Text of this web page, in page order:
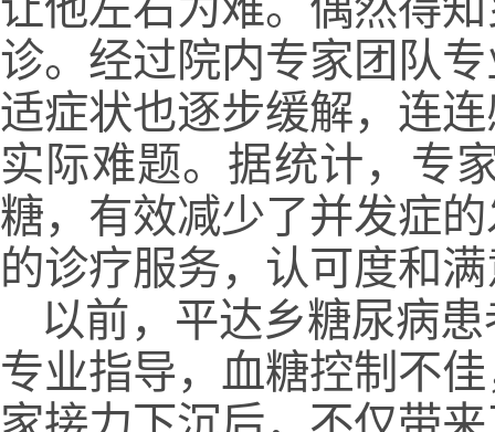
诊。经过院内专家团队
适症状也逐步缓解，连
实际难题。据统计，专
糖，有效减少了并发症
的诊疗服务，认可度和
以前，平达乡糖尿病
专业指导，血糖控制不